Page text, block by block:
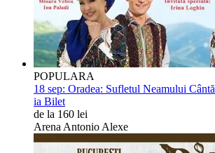
POPULARA
18 sep: Oradea: Sufletul Neamului Cântă
ia Bilet
de la 160 lei
Arena Antonio Alexe